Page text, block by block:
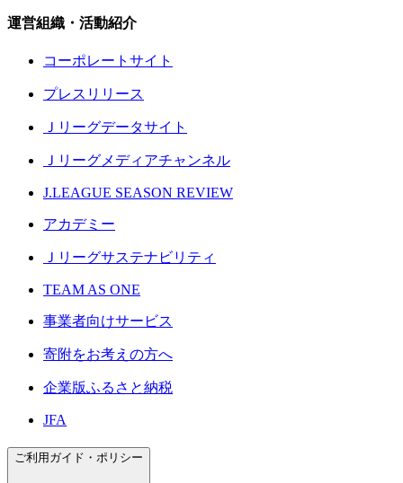
運営組織・活動紹介
コーポレートサイト
プレスリリース
Ｊリーグデータサイト
Ｊリーグメディアチャンネル
J.LEAGUE SEASON REVIEW
アカデミー
Ｊリーグサステナビリティ
TEAM AS ONE
事業者向けサービス
寄附をお考えの方へ
企業版ふるさと納税
JFA
ご利用ガイド・ポリシー